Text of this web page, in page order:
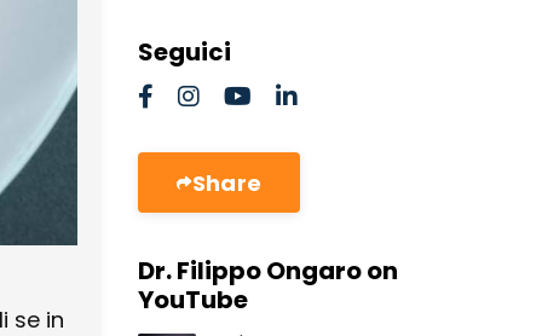
se in
Seguici
Share
Dr. Filippo Ongaro on
YouTube